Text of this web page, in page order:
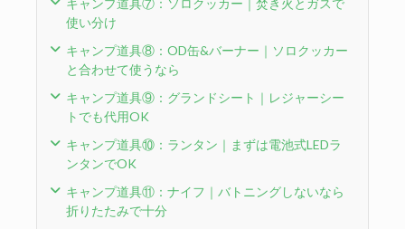
使い分け
キャンプ道具⑧：OD缶&バーナー｜ソロクッカー
と合わせて使うなら
キャンプ道具⑨：グランドシート｜レジャーシー
トでも代用OK
キャンプ道具⑩：ランタン｜まずは電池式LEDラ
ンタンでOK
キャンプ道具⑪：ナイフ｜バトニングしないなら
折りたたみで十分